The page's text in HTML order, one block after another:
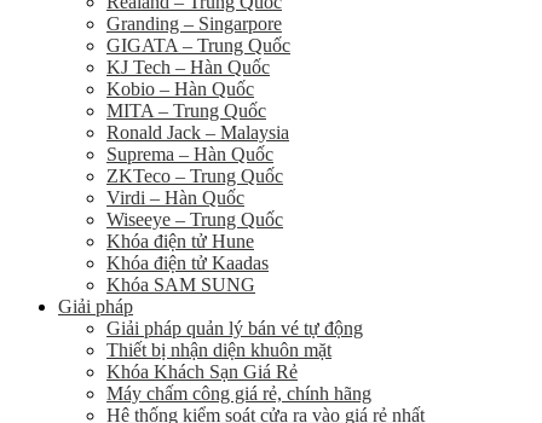
Granding – Singarpore
GIGATA – Trung Quốc
KJ Tech – Hàn Quốc
Kobio – Hàn Quốc
MITA – Trung Quốc
Ronald Jack – Malaysia
Suprema – Hàn Quốc
ZKTeco – Trung Quốc
Virdi – Hàn Quốc
Wiseeye – Trung Quốc
Khóa điện tử Hune
Khóa điện tử Kaadas
Khóa SAM SUNG
Giải pháp
Giải pháp quản lý bán vé tự động
Thiết bị nhận diện khuôn mặt
Khóa Khách Sạn Giá Rẻ
Máy chấm công giá rẻ, chính hãng
Hệ thống kiểm soát cửa ra vào giá rẻ nhất